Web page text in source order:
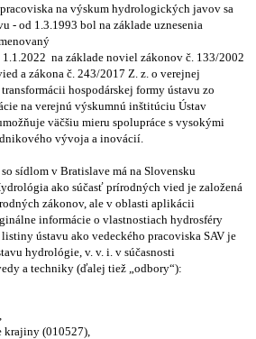
na výskum hydrologických javov sa
- od 1.3.1993 bol na základe uznesenia
1.1.2022 na základe noviel zákonov č. 133/2002
a zákona č. 243/2017 Z. z. o verejnej
hospodárskej formy ústavu zo
na verejnú výskumnú inštitúciu Ústav
väčšiu mieru spolupráce s vysokými
vývoja a inovácií.
sídlom v Bratislave má na Slovensku
ako súčasť prírodných vied je založená
zákonov, ale v oblasti aplikácii
informácie o vlastnostiach hydrosféry
ústavu ako vedeckého pracoviska SAV je
hydrológie, v. v. i. v súčasnosti
a techniky (ďalej tiež „odbory“):
krajiny (010527),